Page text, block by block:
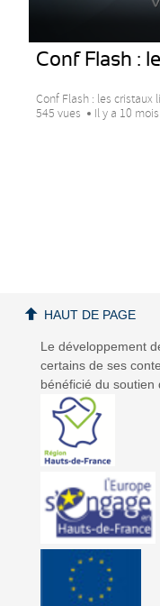
Conf Flash :
Conf Flash : les cristaux
545 vues
Il y a 10 mois
Le développement
certains de ses
bénéficié du soutien
HAUT DE PAGE